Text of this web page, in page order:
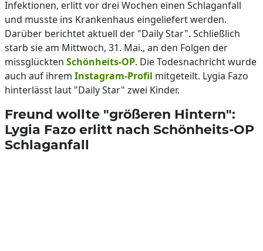
Infektionen, erlitt vor drei Wochen einen Schlaganfall
und musste ins Krankenhaus eingeliefert werden.
Darüber berichtet aktuell der "Daily Star". Schließlich
starb sie am Mittwoch, 31. Mai., an den Folgen der
missglückten Schönheits-OP. Die Todesnachricht wurde
auch auf ihrem Instagram-Profil mitgeteilt. Lygia Fazo
hinterlässt laut "Daily Star" zwei Kinder.
Freund wollte "größeren Hintern":
Lygia Fazo erlitt nach Schönheits-OP
Schlaganfall